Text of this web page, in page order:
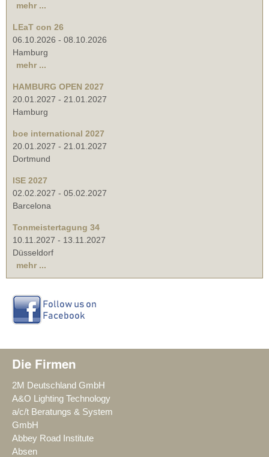
mehr ...
LEaT con 26
06.10.2026 - 08.10.2026
Hamburg
mehr ...
HAMBURG OPEN 2027
20.01.2027 - 21.01.2027
Hamburg
boe international 2027
20.01.2027 - 21.01.2027
Dortmund
ISE 2027
02.02.2027 - 05.02.2027
Barcelona
Tonmeistertagung 34
10.11.2027 - 13.11.2027
Düsseldorf
mehr ...
Die Firmen
2M Deutschland GmbH
A&O Lighting Technology
a/c/t Beratungs & System
GmbH
Abbey Road Institute
Absen